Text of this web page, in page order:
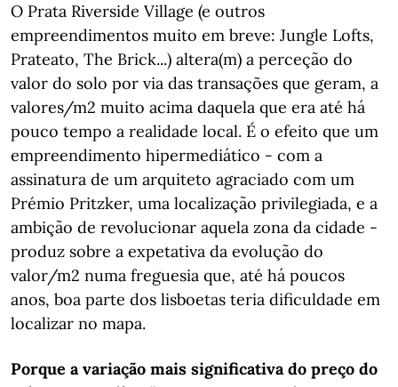
O Prata Riverside Village (e outros
empreendimentos muito em breve: Jungle Lofts,
Prateato, The Brick...) altera(m) a perceção do
valor do solo por via das transações que geram, a
valores/m2 muito acima daquela que era até há
pouco tempo a realidade local. É o efeito que um
empreendimento hipermediático - com a
assinatura de um arquiteto agraciado com um
Prémio Pritzker, uma localização privilegiada, e a
ambição de revolucionar aquela zona da cidade -
produz sobre a expetativa da evolução do
valor/m2 numa freguesia que, até há poucos
anos, boa parte dos lisboetas teria dificuldade em
localizar no mapa.
Porque a variação mais significativa do preço do